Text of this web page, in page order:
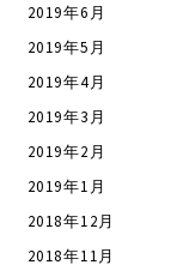
2019年6月
2019年5月
2019年4月
2019年3月
2019年2月
2019年1月
2018年12月
2018年11月